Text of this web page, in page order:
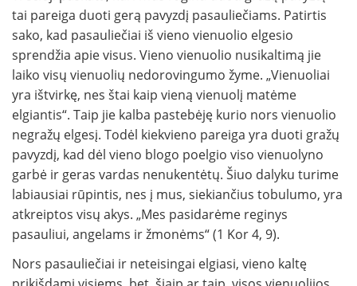
tai pareiga duoti gerą pa­vyzdį pasauliečiams. Patirtis
sako, kad pasauliečiai iš vieno vienuolio elgesio
sprendžia apie visus. Vie­no vienuolio nusikaltimą jie
laiko visų vienuolių nedorovingumo žyme. „Vienuoliai
yra ištvirkę, nes štai kaip vieną vienuolį matėme
elgiantis“. Taip jie kalba pastebėję kurio nors vie­nuolio
negražų elgesį. Todėl kiekvieno pareiga yra duoti gražų
pa­vyzdį, kad dėl vieno blogo poelgio viso vie­nuolyno
garbė ir geras vardas nenukentėtų. Šiuo dalyku turime
labiausiai rūpintis, nes į mus, sie­kiančius tobulumo, yra
atkreiptos visų akys. „Mes pasidarėme reginys
pasauliui, angelams ir žmonėms“ (1 Kor 4, 9).
Nors pasauliečiai ir neteisingai elgiasi, vieno kaltę